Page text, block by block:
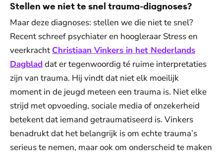
Stellen we niet te snel trauma-diagnoses?
Maar deze diagnoses: stellen we die niet te snel?
Recent schreef psychiater en hoogleraar Stress en
veerkracht Christiaan Vinkers in het Nederlands
Dagblad dat er tegenwoordig té ruime interpretaties
zijn van trauma. Hij vindt dat niet elk moeilijk
moment in de jeugd meteen een trauma is. Niet elke
strijd met opvoeding, sociale media of onzekerheid
betekent dat iemand getraumatiseerd is. Vinkers
benadrukt dat het belangrijk is om echte trauma’s
serieus te nemen, maar ook om onderscheid te maken